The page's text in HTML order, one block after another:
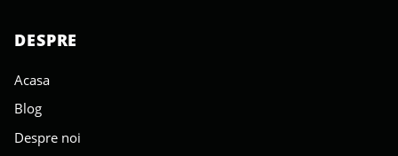
DESPRE
Acasa
Blog
Despre noi